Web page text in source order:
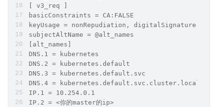
[ v3_req ]
basicConstraints = CA:FALSE
keyUsage = nonRepudiation, digitalSignature,
subjectAltName = @alt_names
[alt_names]
DNS.1 = kubernetes
DNS.2 = kubernetes.default
DNS.3 = kubernetes.default.svc
DNS.4 = kubernetes.default.svc.cluster.local
IP.1 = 10.254.0.1
IP.2 = <你的master的ip>